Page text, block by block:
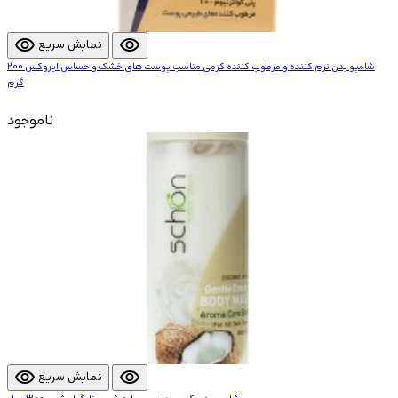
visibility نمایش سریع visibility
شامپو بدن نرم کننده و مرطوب کننده کرمی مناسب پوست های خشک و حساس ایروکس 200
گرم
ناموجود
visibility نمایش سریع visibility